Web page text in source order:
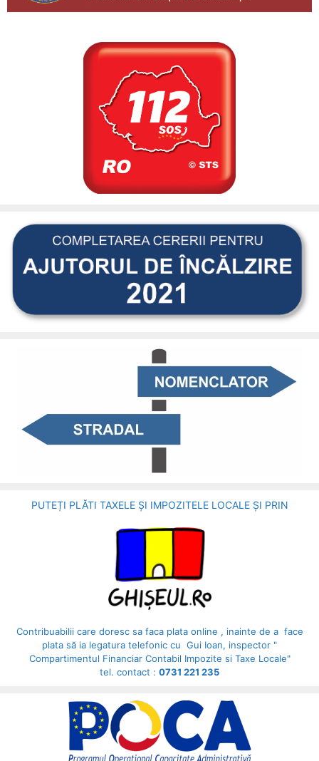
PUTEȚI PLĂTI TAXELE ȘI IMPOZITELE LOCALE ȘI PRIN
Contribuabilii care doresc sa faca plata online , inainte de a face
plata să ia legatura telefonic cu Gui Ioan, inspector "
Compartimentul Financiar Contabil Impozite si Taxe Locale"
tel. contact : 0731 221 235